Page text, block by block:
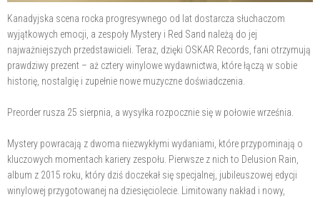
Kanadyjska scena rocka progresywnego od lat dostarcza słuchaczom
wyjątkowych emocji, a zespoły Mystery i Red Sand należą do jej
najważniejszych przedstawicieli. Teraz, dzięki OSKAR Records, fani otrzymują
prawdziwy prezent – aż cztery winylowe wydawnictwa, które łączą w sobie
historię, nostalgię i zupełnie nowe muzyczne doświadczenia.
Preorder rusza 25 sierpnia, a wysyłka rozpocznie się w połowie września.
Mystery powracają z dwoma niezwykłymi wydaniami, które przypominają o
kluczowych momentach kariery zespołu. Pierwsze z nich to Delusion Rain,
album z 2015 roku, który dziś doczekał się specjalnej, jubileuszowej edycji
winylowej przygotowanej na dziesięciolecie. Limitowany nakład i nowy,